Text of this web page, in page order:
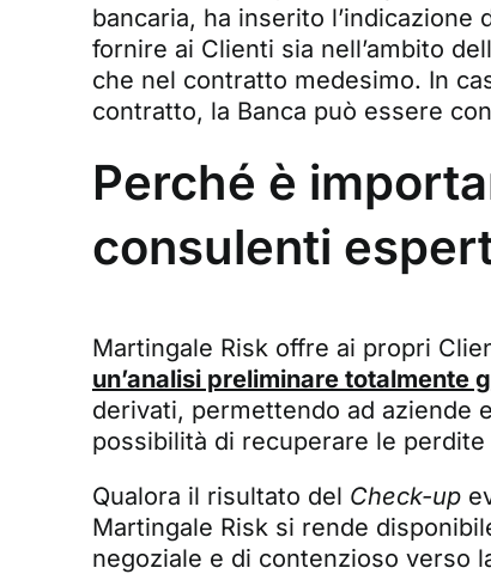
bancaria, ha inserito l’indicazione
fornire ai Clienti sia nell’ambito
che nel contratto medesimo. In
contratto, la Banca può essere
Perché è
consulenti
Martingale Risk offre ai propri
un’analisi preliminare totalmente
derivati, permettendo ad aziende
possibilità di recuperare le
Qualora il risultato del Check-up
Martingale Risk si rende
negoziale e di contenzioso verso